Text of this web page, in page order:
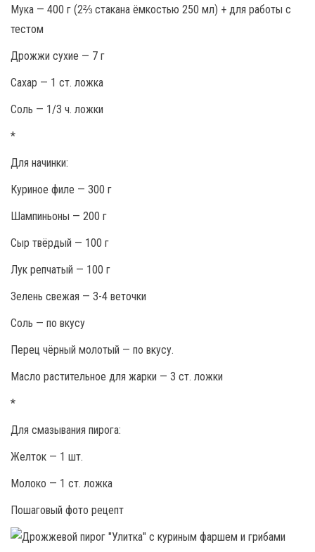
Мука — 400 г (2⅔ стакана ёмкостью 250 мл) + для работы с
тестом
Дрожжи сухие — 7 г
Сахар — 1 ст. ложка
Соль — 1/3 ч. ложки
*
Для начинки:
Куриное филе — 300 г
Шампиньоны — 200 г
Сыр твёрдый — 100 г
Лук репчатый — 100 г
Зелень свежая — 3-4 веточки
Соль — по вкусу
Перец чёрный молотый — по вкусу.
Масло растительное для жарки — 3 ст. ложки
*
Для смазывания пирога:
Желток — 1 шт.
Молоко — 1 ст. ложка
Пошаговый фото рецепт